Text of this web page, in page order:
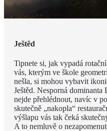
Ještěd
Tipnete si, jak vypadá
vás, kterým ve škole
nešla, si mohou vybavit
Ještěd. Nesporná dominanta
nejde přehlédnout, navíc v
skutečně „nakopla“
výšlapu vás tak čeká
A to nemluvě o